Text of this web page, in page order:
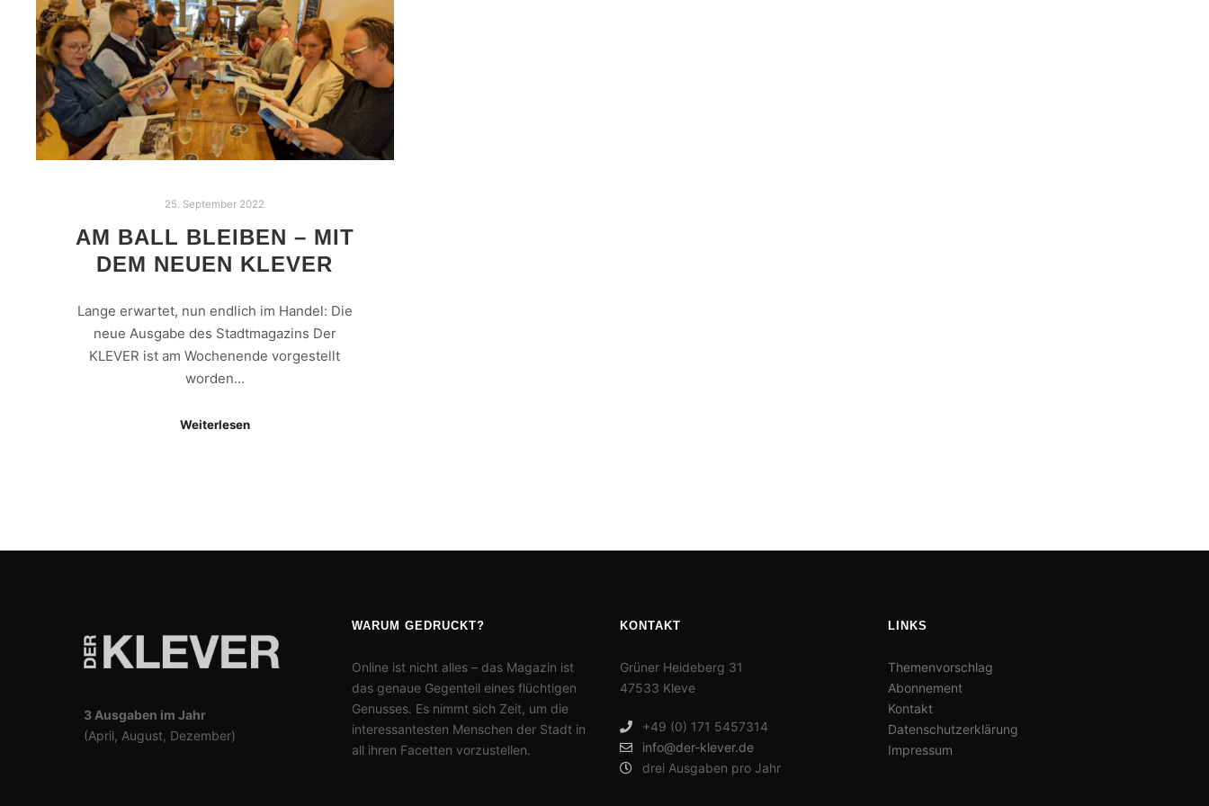
25. September 2022
AM BALL BLEIBEN – MIT
DEM NEUEN KLEVER
Lange erwartet, nun endlich im Handel: Die
neue Ausgabe des Stadtmagazins Der
KLEVER ist am Wochenende vorgestellt
worden…
Weiterlesen
3 Ausgaben im Jahr
(April, August, Dezember)
WARUM GEDRUCKT?
Online ist nicht alles – das Magazin ist
das genaue Gegenteil eines flüchtigen
Genusses. Es nimmt sich Zeit, um die
interessantesten Menschen der Stadt in
all ihren Facetten vorzustellen.
KONTAKT
Grüner Heideberg 31
47533 Kleve
+49 (0) 171 5457314
info@der-klever.de
drei Ausgaben pro Jahr
LINKS
Themenvorschlag
Abonnement
Kontakt
Datenschutzerklärung
Impressum